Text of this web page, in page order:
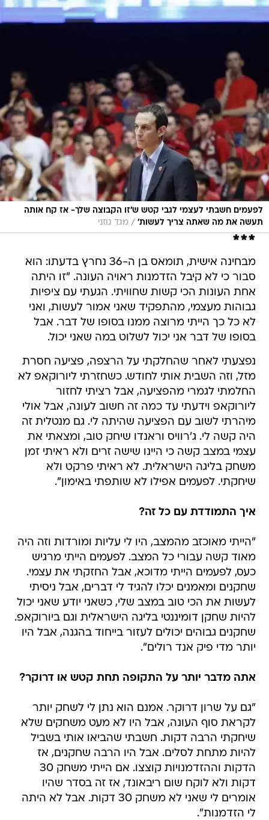
לפעמים חשבתי לעצמי לגבי קטש ש'זו הקבוצה שלך- אז קח אותה
תעשה את מה שאתה צריך לעשות' / מגד גוזני
***
מבחינה אישית, תומאס בן ה-36 נחרץ בדעתו: הוא
סבור כי לא קיבל הזדמנות ראויה העונה. "זו היתה
אחת העונות הכי קשות שחוויתי. הגעתי עם ציפיות
גבוהות מעצמי, מהתפקיד שאני אמור לעשות, ואני
לא כל כך הייתי מרוצה ממנו בסופו של דבר. אבל
בסופו של דבר אני יכול לשלוט במה שאני יכול.
נפצעתי לאחר שהחלקתי על הרצפה, פציעה חסרת
מזל, וזה השבית אותי לחודש. כשחזרתי ליורוקאפ לא
החלמתי לגמרי מהפציעה, אבל רציתי לחזור
ליורוקאפ וידעתי עד כמה זה חשוב לעונה, אבל אולי
מיהרתי לשוב עם הפציעה שהיתה לי. גם מנטלית זה
היה קשה לי. ג'רוויס וראנדו שיחק טוב, ומצאתי את
עצמי במצב קשה כי היינו שישה זרים ולא ראיתי זמן
משחק בליגה הישראלית. לא ראיתי פרקט ולא
שיחקתי. לפעמים אפילו לא שותפתי באימון".
איך התמודדת עם כל זה?
"הייתי מאוכזב מהמצב, היו לי עליות ומורדות וזה היה
מאוד קשה עבורי כל המצב. לפעמים הייתי מרגיש
כעס, לפעמים הייתי מדוכא, אבל החזקתי את עצמי.
שחקנים ומאמנים יכלו להגיד לי דברים, אבל ניסיתי
לעשות את הכי טוב במצב שלי, כשאני יודע שאני יכול
להיות שחקן דומיננטי בליגה הישראלית וגם ביורוקאפ.
שחקנים גבוהים יכולים לעזור בייחוד בהגנה, אבל היו
יותר מדי פיק אנד רולים".
אתה מדבר יותר על התקופה תחת קטש או דרוקר?
"גם על שרון דרוקר. אמנם הוא נתן לי לשחק יותר
לקראת סוף העונה, אבל היו לא מעט משחקים שלא
שיחקתי הרבה דקות. חשבתי שהביאו אותי בשביל
להיות מתחת לסלים. אבל היו הרבה שחקנים, אז
הדקות וההזדמנויות קוצצו. אם הייתי משחק 30
דקות ולא לוקח שום ריבאונד, אז זה בסדר שהיו
אומרים לי שאני לא משחק 30 דקות. אבל לא היתה
לי הזדמנות".